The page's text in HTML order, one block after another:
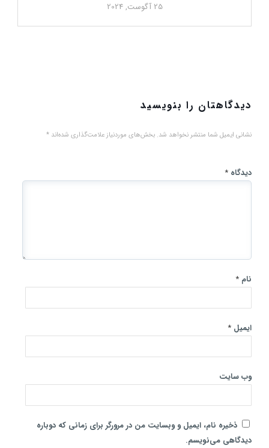
25 آگوست, 2024
دیدگاهتان را بنویسید
نشانی ایمیل شما منتشر نخواهد شد. بخش‌های موردنیاز علامت‌گذاری شده‌اند *
دیدگاه *
نام *
ایمیل *
وب‌ سایت
ذخیره نام، ایمیل و وبسایت من در مرورگر برای زمانی که دوباره
دیدگاهی می‌نویسم.